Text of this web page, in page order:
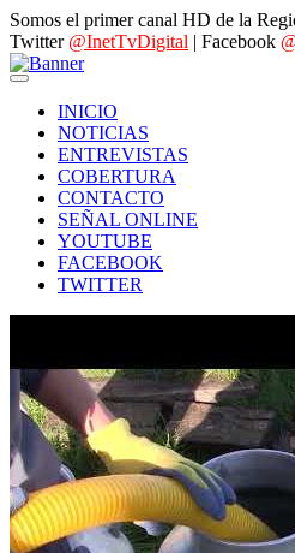
Somos el primer canal HD de la
Twitter @InetTvDigital | Facebook
INICIO
NOTICIAS
ENTREVISTAS
COBERTURA
CONTACTO
SEÑAL ONLINE
YOUTUBE
FACEBOOK
TWITTER